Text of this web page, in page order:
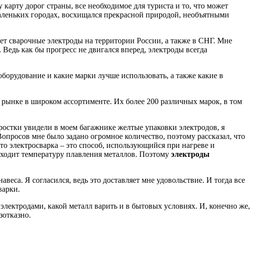
дорог страны, все необходимое для туриста и то, что может
городах, восхищался прекрасной природой, необъятными
сварочные электроды на территории России, а также в СНГ. Мне
как бы прогресс не двигался вперед, электроды всегда
и какие марки лучше использовать, а также какие в
в широком ассортименте. Их более 200 различных марок, в том
увидели в моем багажнике желтые упаковки электродов, я
мне было задано огромное количество, поэтому рассказал, что
электросварка – это способ, использующийся при нагреве и
температуру плавления металлов. Поэтому электроды
Я согласился, ведь это доставляет мне удовольствие. И тогда все
какой металл варить и в бытовых условиях. И, конечно же,